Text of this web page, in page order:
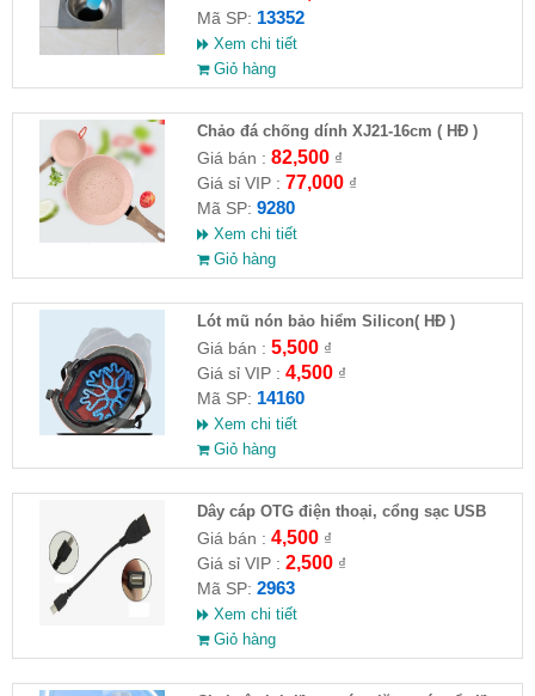
Mã SP: 13352
Xem chi tiết
Giỏ hàng
Chảo đá chống dính XJ21-16cm ( HĐ )
Giá bán : 82,500₫
Giá sỉ VIP : 77,000₫
Mã SP: 9280
Xem chi tiết
Giỏ hàng
Lót mũ nón bảo hiểm Silicon( HĐ )
Giá bán : 5,500₫
Giá sỉ VIP : 4,500₫
Mã SP: 14160
Xem chi tiết
Giỏ hàng
Dây cáp OTG điện thoại, cổng sạc USB
Giá bán : 4,500₫
Giá sỉ VIP : 2,500₫
Mã SP: 2963
Xem chi tiết
Giỏ hàng